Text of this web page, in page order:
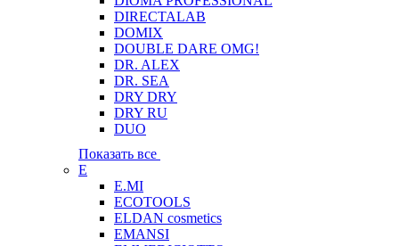
DIRECTALAB
DOMIX
DOUBLE DARE OMG!
DR. ALEX
DR. SEA
DRY DRY
DRY RU
DUO
Показать все
E
E.MI
ECOTOOLS
ELDAN cosmetics
EMANSI